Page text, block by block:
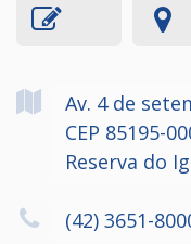
Av. 4 de
CEP 85195-
Reserva do
(42) 3651-